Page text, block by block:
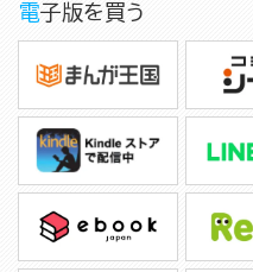
電子版を買う